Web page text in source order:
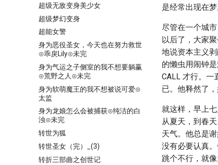
超级无敌变身美少女
超级梦幻变身
超能女警
身为恶役圣女，今天也在努力救世
⊙乖戾Lily⊙未完
身为气运之子侧室的我不想要躺赢
⊙荒野之人⊙未完
身为软萌魔王的我不想被说可爱⊙
太监
身为龙娘怎么会被捕获⊙纯洁的白
浊⊙未完
转世为狐
转世圣女（完）_(3)
转折三部曲之创世记
是经常出现在梦
尽管在一个城
以后了，大家
地说资本主义
的懒虫用闹钟
CALL 才行。一
已。他释然了，
就这样，早上
从夏天，到春
天气。他总是
没有必要认真
跳个不行，就像